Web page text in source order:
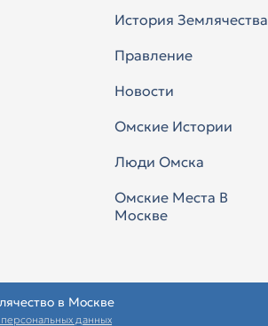
История Землячества
Правление
Новости
Омские Истории
Люди Омска
Омские Места В
Москве
в Москве
данных